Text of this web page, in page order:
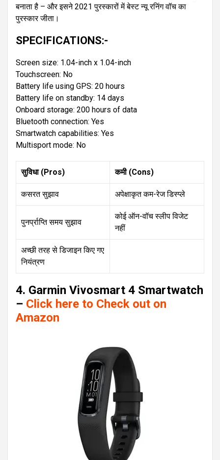
बनाता है – और इसने 2021 पुरस्कारों में बेस्ट न्यू रनिंग वॉच का
पुरस्कार जीता।
SPECIFICATIONS:-
Screen size: 1.04-inch x 1.04-inch
Touchscreen: No
Battery life using GPS: 20 hours
Battery life on standby: 14 days
Onboard storage: 200 hours of data
Bluetooth connection: Yes
Smartwatch capabilities: Yes
Multisport mode: No
सुविधा (Pros) कमी (Cons)
कसरत सुझाव अपेक्षाकृत कम-रेज डिस्प्ले
पुनर्प्राप्ति समय सुझाव
कोई ऑन-वॉच स्लीप विजेट
नहीं
अच्छी तरह से डिजाइन किए गए
नियंत्रण
4. Garmin Vivosmart 4 Smartwatch
– Click here to Check out on
Amazon